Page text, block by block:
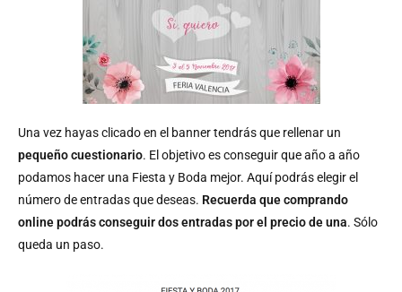
Una vez hayas clicado en el banner tendrás que rellenar un
pequeño cuestionario. El objetivo es conseguir que año a año
podamos hacer una Fiesta y Boda mejor. Aquí podrás elegir el
número de entradas que deseas. Recuerda que comprando
online podrás conseguir dos entradas por el precio de una. Sólo
queda un paso.